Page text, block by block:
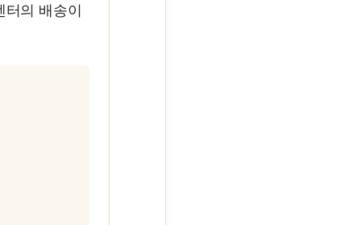
의 배송이